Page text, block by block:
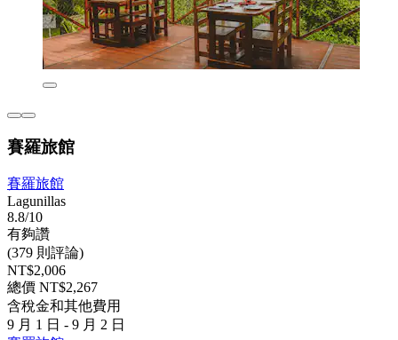
賽羅旅館
賽羅旅館
Lagunillas
8.8/10
有夠讚
(379 則評論)
NT$2,006
總價 NT$2,267
含稅金和其他費用
9 月 1 日 - 9 月 2 日